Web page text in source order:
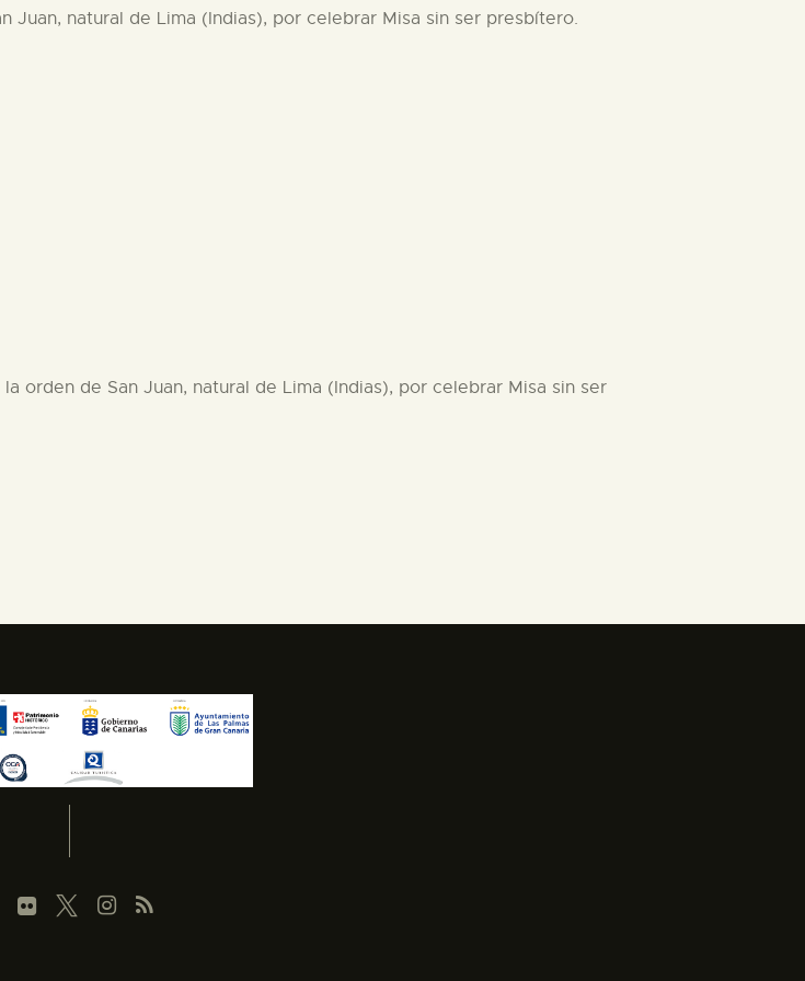
Juan, natural de Lima (Indias), por celebrar Misa sin ser presbítero.
orden de San Juan, natural de Lima (Indias), por celebrar Misa sin ser